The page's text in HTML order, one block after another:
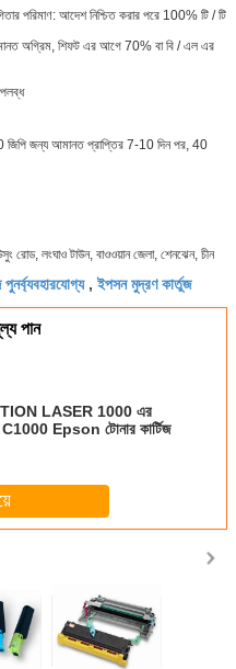
পরিমাণ: আদেশ নিশ্চিত করার পরে 100% টি / টি
অগ্রিম, শিফট এর আগে 70% বা বি / এল এর
জিপি জন্য আমানত প্রাপ্তির 7-10 দিন পর, 40
রোড, লংঘাও টাউন, বাওওয়ান জেলা, শেনঝেন, চীন
,ইপসন মুদ্রণ কার্তুজ
পান
LASER 1000 এর
Epson টোনার কার্টিজ